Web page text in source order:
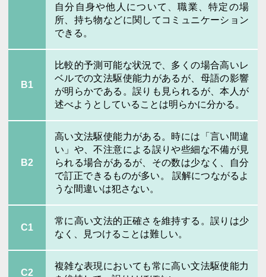
自分自身や他人について、職業、特定の場
所、持ち物などに関してコミュニケーション
できる。
B1
比較的予測可能な状況で、多くの場合高いレ
ベルでの文法駆使能力があるが、母語の影響
が明らかである。誤りも見られるが、本人が
述べようとしていることは明らかに分かる。
B2
高い文法駆使能力がある。時には「言い間違
い」や、不注意による誤りや些細な不備が見
られる場合があるが、その数は少なく、自分
で訂正できるものが多い。 誤解につながるよ
うな間違いは犯さない。
C1
常に高い文法的正確さを維持する。誤りは少
なく、見つけることは難しい。
C2
複雑な表現においても常に高い文法駆使能力